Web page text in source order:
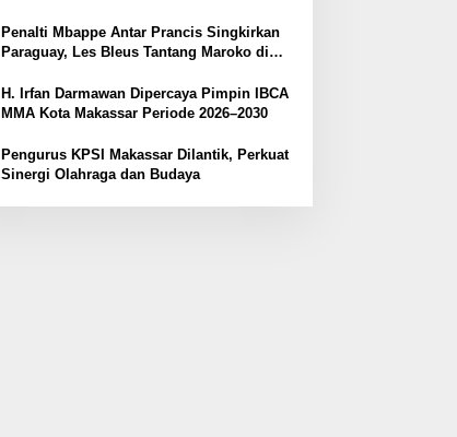
Penalti Mbappe Antar Prancis Singkirkan
Paraguay, Les Bleus Tantang Maroko di
H. Irfan Darmawan Dipercaya Pimpin IBCA
MMA Kota Makassar Periode 2026–2030
Pengurus KPSI Makassar Dilantik, Perkuat
Sinergi Olahraga dan Budaya